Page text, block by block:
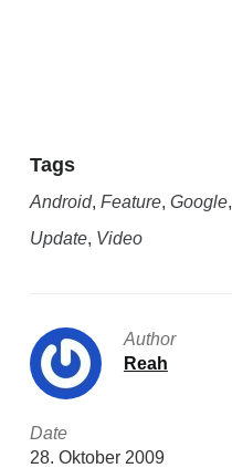
Tags
Android, Feature, Google,
Update, Video
Author
Reah
Date
28. Oktober 2009